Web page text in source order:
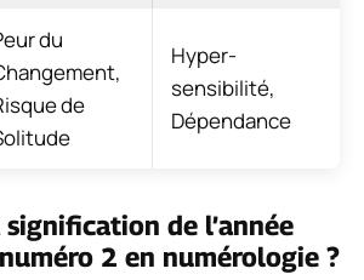
du
de
Hyper-
sensibilité,
Dépendance
de l’année
2 en numérologie ?